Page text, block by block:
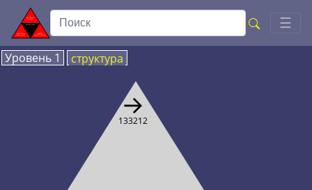
☰
Уровень 1 структура
→
133212